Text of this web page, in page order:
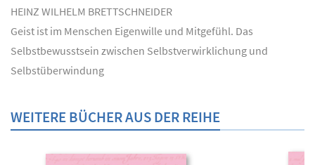
HEINZ WILHELM BRETTSCHNEIDER
Geist ist im Menschen Eigenwille und Mitgefühl. Das
Selbstbewusstsein zwischen Selbstverwirklichung und
Selbstüberwindung
WEITERE BÜCHER AUS DER REIHE